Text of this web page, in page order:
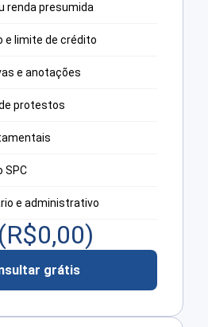
renda presumida
e limite de crédito
e anotações
protestos
SPC
e administrativo
(R$0,00)
grátis